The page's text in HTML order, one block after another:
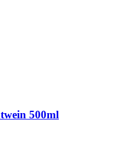
500ml